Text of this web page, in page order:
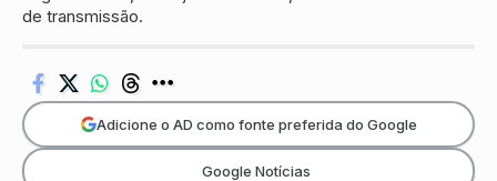
de transmissão.
Adicione o AD como fonte preferida do Google
Google Notícias